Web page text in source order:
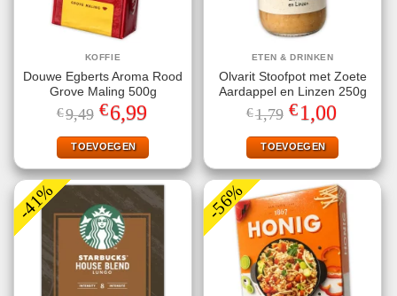
KOFFIE
Douwe Egberts Aroma Rood
Grove Maling 500g
€9,49 Oorspronkelijke
prijs
was:
€9,49.
€6,99
is:
€6,99.
TOEVOEGEN
ETEN & DRINKEN
Olvarit Stoofpot met Zoete
Aardappel en Linzen 250g
€1,79 Oorspronkelijke
prijs
was:
€1,79.
€1,00
is:
€1,00.
TOEVOEGEN
-41% -56%